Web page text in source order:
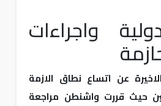
واجراءات
عن اتساع نطاق الازمة
حيث قررت واشنطن مراجعة